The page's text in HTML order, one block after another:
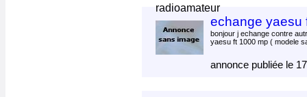
echange yaesu
bonjour j echange contre
yaesu ft 1000 mp ( modele
annonce publiée le